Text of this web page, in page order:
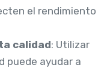
el rendimiento
calidad: Utilizar
puede ayudar a